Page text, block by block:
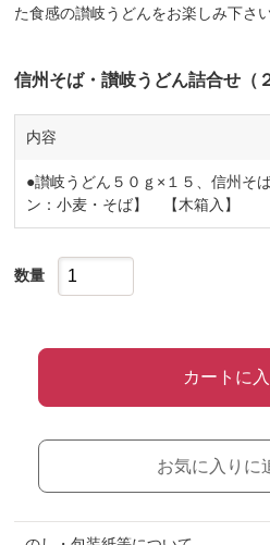
た食感の讃岐うどんをお楽しみ下さい
信州そば・讃岐うどん詰合せ（
内容
●讃岐うどん５０ｇ×１５、信州
ン：小麦・そば】 【木箱入】
数量
カートに
お気に入りに